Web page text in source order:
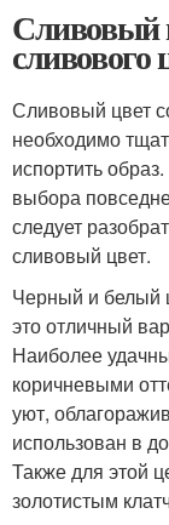
Сливовый
сливового
Сливовый цвет
необходимо
испортить
выбора
следует
сливовый цвет.
Черный и белый
это отличный
Наиболее
коричневыми
уют,
использован в
Также для этой
золотистым